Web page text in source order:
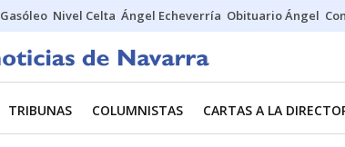
Gasóleo Nivel Celta Ángel Echeverría Obituario Ángel
TRIBUNAS COLUMNISTAS CARTAS A LA